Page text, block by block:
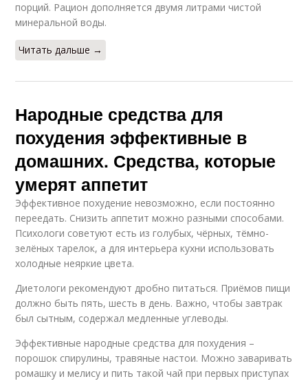
порций. Рацион дополняется двумя литрами чистой
минеральной воды.
Читать дальше →
Народные средства для
похудения эффективные в
домашних. Средства, которые
умерят аппетит
Эффективное похудение невозможно, если постоянно
переедать. Снизить аппетит можно разными способами.
Психологи советуют есть из голубых, чёрных, тёмно-
зелёных тарелок, а для интерьера кухни использовать
холодные неяркие цвета.
Диетологи рекомендуют дробно питаться. Приёмов пищи
должно быть пять, шесть в день. Важно, чтобы завтрак
был сытным, содержал медленные углеводы.
Эффективные народные средства для похудения –
порошок спирулины, травяные настои. Можно заваривать
ромашку и мелису и пить такой чай при первых приступах